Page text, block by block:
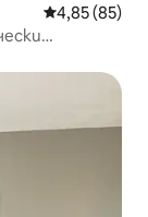
Средна
4,85 (85)